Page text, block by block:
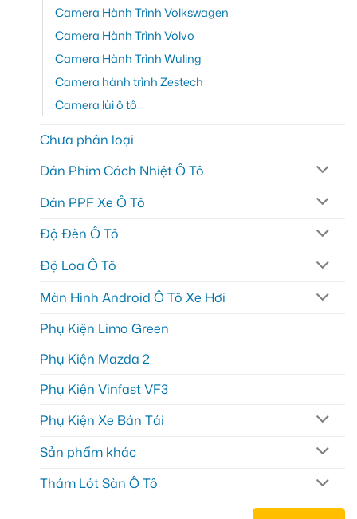
Camera Hành Trình Volkswagen
Camera Hành Trình Volvo
Camera Hành Trình Wuling
Camera hành trình Zestech
Camera lùi ô tô
Chưa phân loại
Dán Phim Cách Nhiệt Ô Tô
Dán PPF Xe Ô Tô
Độ Đèn Ô Tô
Độ Loa Ô Tô
Màn Hình Android Ô Tô Xe Hơi
Phụ Kiện Limo Green
Phụ Kiện Mazda 2
Phụ Kiện Vinfast VF3
Phụ Kiện Xe Bán Tải
Sản phẩm khác
Thảm Lót Sàn Ô Tô